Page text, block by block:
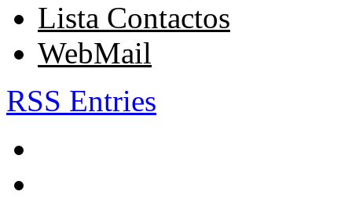
Lista Contactos
WebMail
RSS Entries